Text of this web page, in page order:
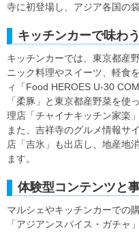
寺に初登場し、アジア各国の
キッチンカーで味わ
キッチンカーでは、東京都産
ニック料理やスイーツ、軽食
ィ「Food HEROES U-30
「柔豚」と東京都産野菜を使
理店「チャイナキッチン家楽
また、吉祥寺のグルメ情報サ
店「吉氷」も出店し、地産地
ます。
体験型コンテンツと
マルシェやキッチンカーでの
「アジアンスパイス・ガチャ